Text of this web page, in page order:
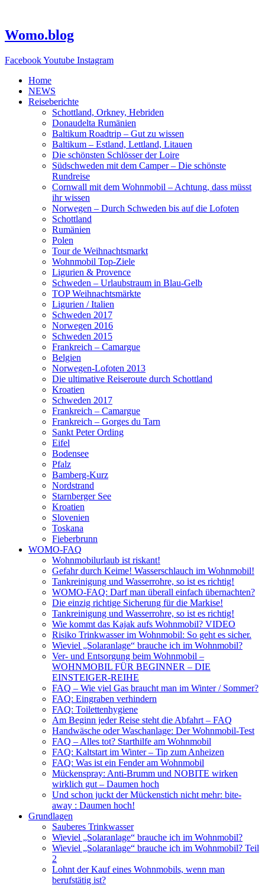
springen
Womo.blog
FacebookYoutube Instagram
Home
NEWS
Reiseberichte
Schottland, Orkney, Hebriden
Donaudelta Rumänien
Baltikum Roadtrip – Gut zu wissen
Baltikum – Estland, Lettland, Litauen
Die schönsten Schlösser der Loire
Südschweden mit dem Camper – Die schönste
Rundreise
Cornwall mit dem Wohnmobil – Achtung, dass müsst
ihr wissen
Norwegen – Durch Schweden bis auf die Lofoten
Schottland
Rumänien
Polen
Tour de Weihnachtsmarkt
Wohnmobil Top-Ziele
Ligurien & Provence
Schweden – Urlaubstraum in Blau-Gelb
TOP Weihnachtsmärkte
Ligurien / Italien
Schweden 2017
Norwegen 2016
Schweden 2015
Frankreich – Camargue
Belgien
Norwegen-Lofoten 2013
Die ultimative Reiseroute durch Schottland
Kroatien
Schweden 2017
Frankreich – Camargue
Frankreich – Gorges du Tarn
Sankt Peter Ording
Eifel
Bodensee
Pfalz
Bamberg-Kurz
Nordstrand
Starnberger See
Kroatien
Slovenien
Toskana
Fieberbrunn
WOMO-FAQ
Wohnmobilurlaub ist riskant!
Gefahr durch Keime! Wasserschlauch im Wohnmobil!
Tankreinigung und Wasserrohre, so ist es richtig!
WOMO-FAQ: Darf man überall einfach übernachten?
Die einzig richtige Sicherung für die Markise!
Tankreinigung und Wasserrohre, so ist es richtig!
Wie kommt das Kajak aufs Wohnmobil? VIDEO
Risiko Trinkwasser im Wohnmobil: So geht es sicher.
Wieviel „Solaranlage“ brauche ich im Wohnmobil?
Ver- und Entsorgung beim Wohnmobil –
WOHNMOBIL FÜR BEGINNER – DIE
EINSTEIGER-REIHE
FAQ – Wie viel Gas braucht man im Winter / Sommer?
FAQ: Eingraben verhindern
FAQ: Toilettenhygiene
Am Beginn jeder Reise steht die Abfahrt – FAQ
Handwäsche oder Waschanlage: Der Wohnmobil-Test
FAQ – Alles tot? Starthilfe am Wohnmobil
FAQ: Kaltstart im Winter – Tip zum Anheizen
FAQ: Was ist ein Fender am Wohnmobil
Mückenspray: Anti-Brumm und NOBITE wirken
wirklich gut – Daumen hoch
Und schon juckt der Mückenstich nicht mehr: bite-
away : Daumen hoch!
Grundlagen
Sauberes Trinkwasser
Wieviel „Solaranlage“ brauche ich im Wohnmobil?
Wieviel „Solaranlage“ brauche ich im Wohnmobil? Teil
2
Lohnt der Kauf eines Wohnmobils, wenn man
berufstätig ist?